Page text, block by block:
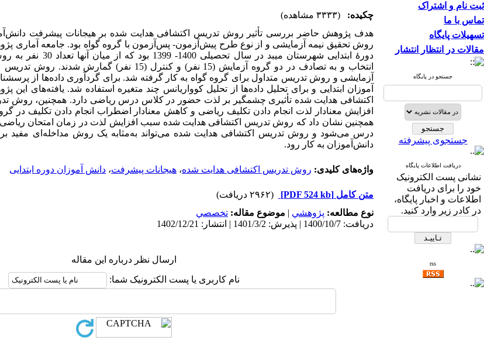
ثبت نام و اشتراک
تماس با ما
تسهیلات پایگاه
مقالات در انتظار انتشار
جستجو در پایگاه
جستجوی پیشرفته
دریافت اطلاعات پایگاه
نشانی پست الکترونیک
خود را برای دریافت
اطلاعات و اخبار پایگاه،
در کادر زیر وارد کنید.
rss
چکیده:
(۳۳۳۳ مشاهده)
هدف پژوهش حاضر بررسی تأثیر روش تدریس اکتشافی هدایت شده بر هیجانات پیشرفت
روش تحقیق نیمه آزمایشی و از نوع طرح پیش‌­آزمون- پس‌­آزمون با گروه گواه بود. جامعه آماری
دورۀ ابتدایی شهرستان
انتخاب و به تصادف در دو گروه آزمایش (15 نفر) و کنترل
آموزان ابتدایی و برای تحلیل داده­‌ها از تحلیل کوواریانس چند متغیره استفاده شد. یافته­‌های
اکتشافی هدایت شده تأثیری چشمگیر بر لذت حضور در کلاس درس ریاضی دارد. همچنین، روش
افزایش معنادار لذت انجام دادن تکلیف ریاضی و کاهش معنادار اضطراب انجام دادن تکلیف در
همچنین نشان داد که روش تدریس اکتشافی هدایت شده سبب افزایش لذت در زمان امتحان
درس می‌­شود و روش تدریس اکتشافی هدایت شده می­‌تواند به‌­مثابه یک روش مداخله‌­ای مفید
دانش‌­آموزان به کار رود.
واژه‌های کلیدی: روش تدریس اکتشافی هدایت شده، هیجانات پیشرفت، دانش آموزان دوره ابتدایی
متن کامل [PDF 524 kb]
(۲۹۶۲ دریافت)
نوع مطالعه: پژوهشي | موضوع مقاله: تخصصي
دریافت: 1400/10/7 | پذیرش: 1401/3/2 | انتشار: 1402/12/21
ارسال نظر درباره این مقاله
نام کاربری یا پست الکترونیک شما: